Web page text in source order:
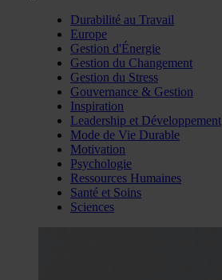
Durabilité au Travail
Europe
Gestion d'Énergie
Gestion du Changement
Gestion du Stress
Gouvernance & Gestion
Inspiration
Leadership et Développement
Mode de Vie Durable
Motivation
Psychologie
Ressources Humaines
Santé et Soins
Sciences